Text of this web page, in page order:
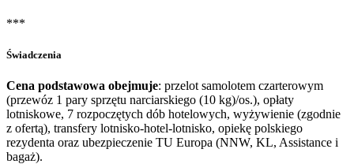
***
Świadczenia
Cena podstawowa obejmuje: przelot samolotem czarterowym
(przewóz 1 pary sprzętu narciarskiego (10 kg)/os.), opłaty
lotniskowe, 7 rozpoczętych dób hotelowych, wyżywienie (zgodnie
z ofertą), transfery lotnisko-hotel-lotnisko, opiekę polskiego
rezydenta oraz ubezpieczenie TU Europa (NNW, KL, Assistance i
bagaż).